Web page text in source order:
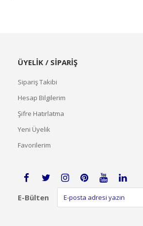
ÜYELİK / SİPARİŞ
Sipariş Takibi
Hesap Bilgilerim
Şifre Hatırlatma
Yeni Üyelik
Favorilerim
E-Bülten